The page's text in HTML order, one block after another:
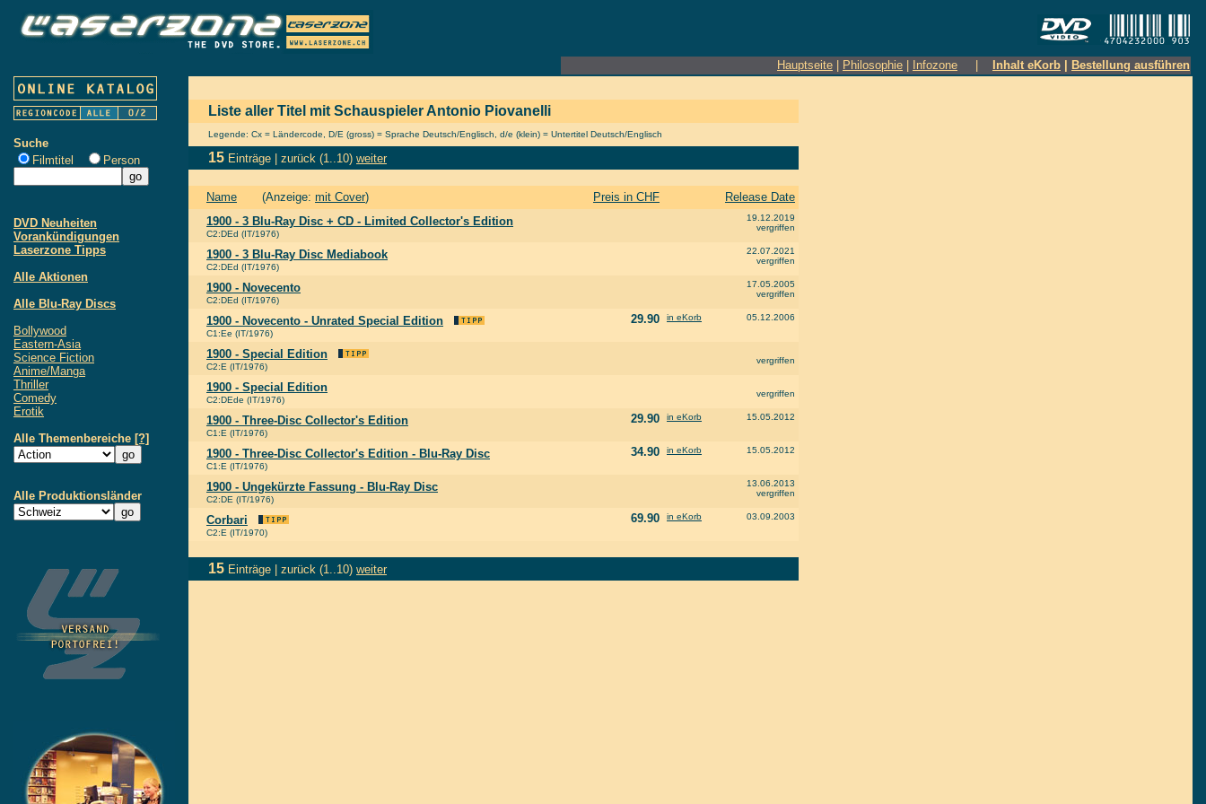
Hauptseite Philosophie Infozone Inhalt eKorb Bestellung ausführen
Suche
Filmtitel
Person
DVD Neuheiten
Vorankündigungen
Laserzone Tipps
Alle Aktionen
Alle Blu-Ray Discs
Bollywood
Eastern-Asia
Science Fiction
Anime/Manga
Thriller
Comedy
Erotik
Alle Themenbereiche [?]
Alle Produktionsländer
Liste aller Titel mit Schauspieler Antonio Piovanelli
Legende: Cx = Ländercode, D/E (gross) = Sprache Deutsch/Englisch, d/e (klein) = Untertitel Deutsch/Englisch
15 Einträge | zurück (1..10) weiter
Name (Anzeige: mit Cover) Preis in CHF
Release Date
1900 - 3 Blu-Ray Disc + CD - Limited Collector's Edition
C2:DEd (IT/1976)
19.12.2019
vergriffen
1900 - 3 Blu-Ray Disc Mediabook
C2:DEd (IT/1976)
22.07.2021
vergriffen
1900 - Novecento
C2:DEd (IT/1976)
17.05.2005
vergriffen
1900 - Novecento - Unrated Special Edition
C1:Ee (IT/1976)
29.90 in eKorb 05.12.2006
1900 - Special Edition
C2:E (IT/1976)
vergriffen
1900 - Special Edition
C2:DEde (IT/1976)
vergriffen
1900 - Three-Disc Collector's Edition
C1:E (IT/1976)
29.90 in eKorb 15.05.2012
1900 - Three-Disc Collector's Edition - Blu-Ray Disc
C1:E (IT/1976)
34.90 in eKorb 15.05.2012
1900 - Ungekürzte Fassung - Blu-Ray Disc
C2:DE (IT/1976)
13.06.2013
vergriffen
Corbari
C2:E (IT/1970)
69.90 in eKorb 03.09.2003
15 Einträge | zurück (1..10) weiter